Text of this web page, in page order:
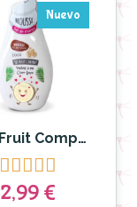
Nuevo
The Fruit Company - Gel de Manos Mousse Coco 250 ml
    
2,99 €